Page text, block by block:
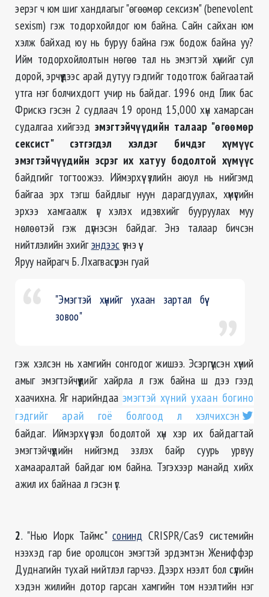
эерэг ч юм шиг хандлагыг "өгөөмөр сексизм" (benevolent
sexism) гэж тодорхойлдог юм байна. Сайн сайхан юм
хэлж байхад юу нь буруу байна гэж бодож байна уу?
Ийм тодорхойлолтын нөгөө тал нь эмэгтэй хүнийг сул
дорой, эрчүүдээс арай дутуу гэдгийг тодотгож байгаатай
утга нэг болчихдогт учир нь байдаг. 1996 онд Глик бас
Фрискэ гэсэн 2 судлаач 19 оронд 15,000 хүн хамарсан
судалгаа хийгээдэмэгтэйчүүдийн талаар "өгөөмөр
сексист" сэтгэгдэл хэлдэг бичдэг хүмүүс
эмэгтэйчүүдийн эсрэг их хатуу бодолтой хүмүүс
байдгийг тогтоожээ. Иймэрхүү үзлийн аюул нь нийгэмд
байгаа эрх тэгш байдлыг нуун дарагдуулах, хүмүүсийн
эрхээ хамгаалж үг хэлэх идэвхийг бууруулах муу
нөлөөтэй гэж дүгнэсэн байдаг. Энэ талаар бичсэн
нийтлэлийн эхийгэндээс үзнэ үү.
Яруу найрагч Б. Лхагвасүрэн гуай
"Эмэгтэй хүнийг ухаан зартал бүү
зовоо"
гэж хэлсэн нь хамгийн сонгодог жишээ. Эсэргүүцсэн хүний
амыг эмэгтэйчүүдийг хайрла л гэж байна ш дээ гээд
хаачихна. Яг нарийндааэмэгтэй хүний ухаан богино
гэдгийг арай гоё болгоод л хэлчихсэн
байдаг. Иймэрхүү үзэл бодолтой хүн хэр их байдагтай
эмэгтэйчүүдийн нийгэмд эзлэх байр суурь урвуу
хамааралтай байдаг юм байна. Тэгэхээр манайд хийх
ажил их байнаа л гэсэн үг.
2. "Нью Иорк Таймс" сонинд CRISPR/Cas9 системийн
нээхэд гар бие оролцсон эмэгтэй эрдэмтэн Жениффэр
Дуднагийн тухай нийтлэл гарчээ. Дээрх нээлт бол сүүлийн
хэдэн жилийн дотор гарсан хамгийн том нээлтийн нэг